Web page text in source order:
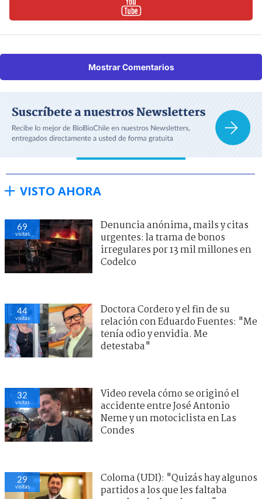
Mostrar Comentarios
VISTO AHORA
69
visitas
Denuncia anónima, mails y citas
urgentes: la trama de bonos
irregulares por 13 mil millones en
Codelco
44
visitas
Doctora Cordero y el fin de su
relación con Eduardo Fuentes: "Me
tenía odio y envidia. Me
detestaba"
32
visitas
Video revela cómo se originó el
accidente entre José Antonio
Neme y un motociclista en Las
Condes
29
visitas
Coloma (UDI): "Quizás hay algunos
partidos a los que les faltaba